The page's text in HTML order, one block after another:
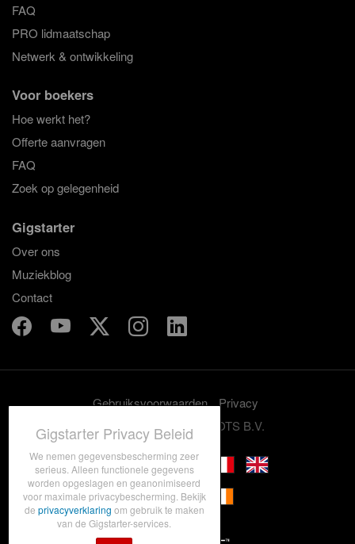
FAQ
PRO lidmaatschap
Netwerk & ontwikkeling
Voor boekers
Hoe werkt het?
Offerte aanvragen
FAQ
Zoek op gelegenheid
Gigstarter
Over ons
Muziekblog
Contact
Gebruiksvoorwaarden
Privacy
© 2012-2026 GRASSROOTS B.V.
Gigstarter Privacy Beleid
We nemen gegevensbescherming zeer
serieus. Alleen functionele gegevens
worden opgeslagen en geanonimiseerd
voor maximale privacybescherming. Bekijk
de privacyverklaring om gebruik te maken
van de Gigstarter-services.